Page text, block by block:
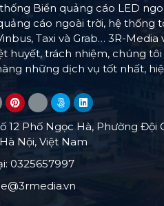
Biển quảng cáo LED
cáo ngoài trời, hệ thống
Taxi và Grab… 3R-Media
huyết, trách nhiệm, chúng
những dịch vụ tốt nhất,
12 Phố Ngọc Hà, Phường Đội
Nội, Việt Nam
0325657997